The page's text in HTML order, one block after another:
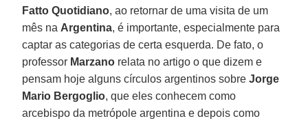
Fatto Quotidiano, ao retornar de uma visita de um
mês na Argentina, é importante, especialmente para
captar as categorias de certa esquerda. De fato, o
professor Marzano relata no artigo o que dizem e
pensam hoje alguns círculos argentinos sobreJorge
Mario Bergoglio, que eles conhecem como
arcebispo da metrópole argentina e depois como